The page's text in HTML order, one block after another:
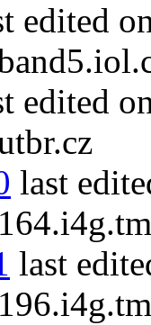
edited
edited
last
last